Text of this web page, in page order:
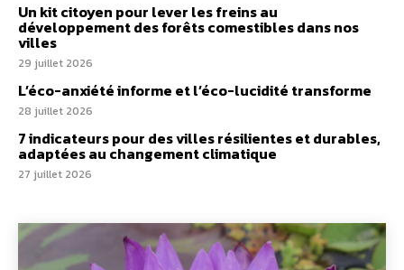
Un kit citoyen pour lever les freins au
développement des forêts comestibles dans nos
villes
29 juillet 2026
L’éco-anxiété informe et l’éco-lucidité transforme
28 juillet 2026
7 indicateurs pour des villes résilientes et durables,
adaptées au changement climatique
27 juillet 2026